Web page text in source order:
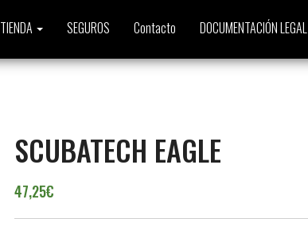
TIENDA SEGUROS Contacto DOCUMENTACIÓN LEGAL
SCUBATECH EAGLE
47,25€